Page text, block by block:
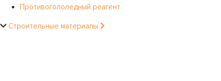
Противогололедный реагент
Строительные материалы